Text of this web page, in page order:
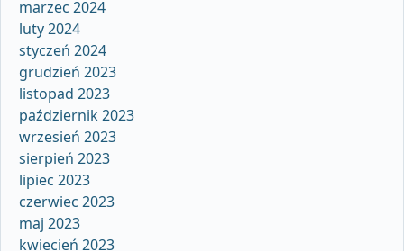
marzec 2024
luty 2024
styczeń 2024
grudzień 2023
listopad 2023
październik 2023
wrzesień 2023
sierpień 2023
lipiec 2023
czerwiec 2023
maj 2023
kwiecień 2023